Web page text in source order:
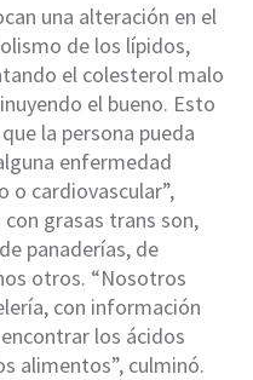
una alteración en el
de los lípidos,
el colesterol malo
el bueno. Esto
la persona pueda
enfermedad
o cardiovascular”,
grasas trans son,
panaderías, de
otros. “Nosotros
con información
los ácidos
alimentos”, culminó.